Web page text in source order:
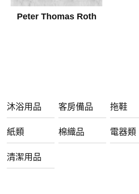
Peter Thomas Roth
沐浴用品 客房備品 拖鞋
紙類 棉織品 電器類
清潔用品